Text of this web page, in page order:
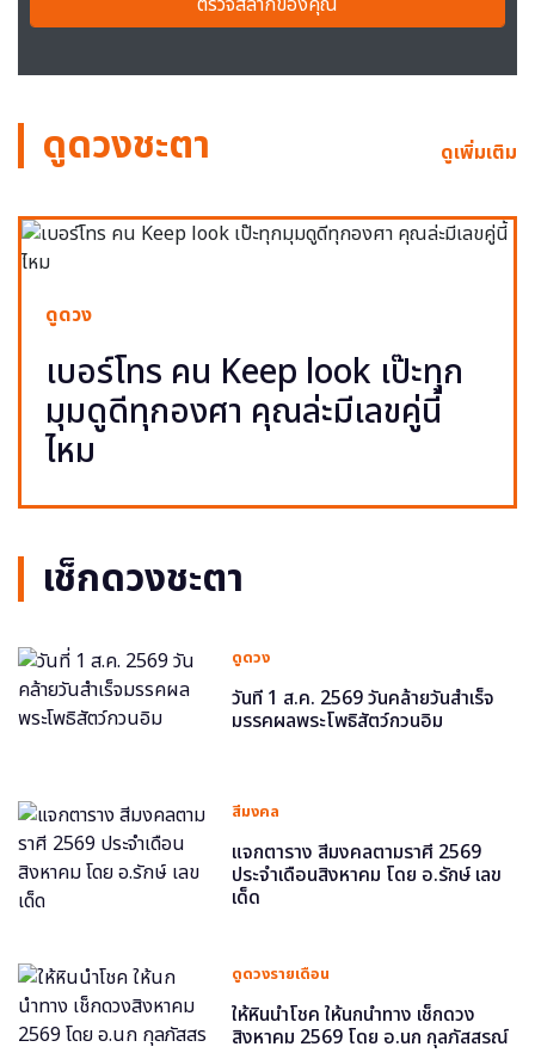
ดูดวงชะตา ดูเพิ่มเติม
ดูดวง
เบอร์โทร คน Keep look เป๊ะทุก
มุมดูดีทุกองศา คุณล่ะมีเลขคู่นี้
ไหม
เช็กดวงชะตา
ดูดวง
วันที่ 1 ส.ค. 2569 วันคล้ายวันสำเร็จ
มรรคผลพระโพธิสัตว์กวนอิม
สีมงคล
แจกตาราง สีมงคลตามราศี 2569
ประจำเดือนสิงหาคม โดย อ.รักษ์ เลข
เด็ด
ดูดวงรายเดือน
ให้หินนำโชค ให้นกนำทาง เช็กดวง
สิงหาคม 2569 โดย อ.นก กุลภัสสรณ์